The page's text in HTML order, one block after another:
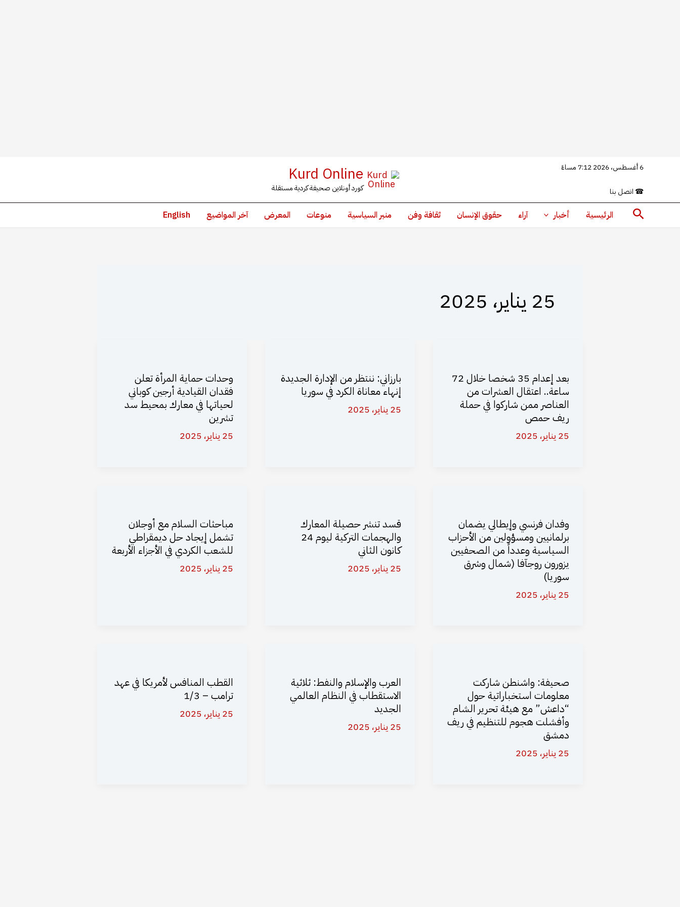
المحتوى
6 أغسطس، 2026 7:12 مساءً
☎ اتصل بنا
Kurd Online
كورد أونلاين صحيفة كردية مستقلة
البحث الرئيسية أخبار آراء حقوق الإنسان ثقافة وفن منبر السياسية منوعات المعرض آخر المواضيع English
25 يناير، 2025
بعد إعدام 35 شخصا خلال 72
ساعة.. اعتقال العشرات من
العناصر ممن شاركوا في حملة
ريف حمص
25 يناير، 2025
بارزاني: ننتظر من الإدارة الجديدة
إنهاء معاناة الكرد في سوريا
25 يناير، 2025
وحدات حماية المرأة تعلن
فقدان القيادية أرجين كوباني
لحياتها في معارك بمحيط سد
تشرين
25 يناير، 2025
وفدان فرنسي وإيطالي يضمان
برلمانيين ومسؤولين من الأحزاب
السياسية وعدداً من الصحفيين
يزورون روجآفا (شمال وشرق
سوريا)
25 يناير، 2025
قسد تنشر حصيلة المعارك
والهجمات التركية ليوم 24
كانون الثاني
25 يناير، 2025
مباحثات السلام مع أوجلان
تشمل إيجاد حل ديمقراطي
للشعب الكردي في الأجزاء الأربعة
25 يناير، 2025
صحيفة: واشنطن شاركت
معلومات استخباراتية حول
“داعش” مع هيئة تحرير الشام
وأفشلت هجوم للتنظيم في ريف
دمشق
25 يناير، 2025
العرب والإسلام والنفط: ثلاثية
الاستقطاب في النظام العالمي
الجديد
25 يناير، 2025
القطب المنافس لأمريكا في عهد
ترامب – 1/3
25 يناير، 2025